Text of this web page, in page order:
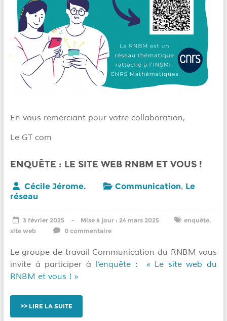
En vous remerciant pour votre collaboration,
Le GT com
ENQUÊTE : LE SITE WEB RNBM ET VOUS !
Cécile Jérome. Communication, Le
réseau
3 février 2025 24 mars 2025 enquête,
site web
0 commentaire
Le groupe de travail Communication du RNBM vous
invite à participer à l’enquête : « Le site web du
RNBM et vous ! »
LIRE LA SUITE